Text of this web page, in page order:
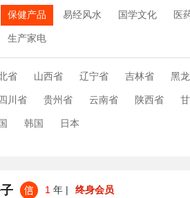
保健产品 易经风水 国学文化 医
生产家电
省 山西省 辽宁省 吉林省 黑
川省 贵州省 云南省 陕西省
韩国 日本
1 年 | 终身会员